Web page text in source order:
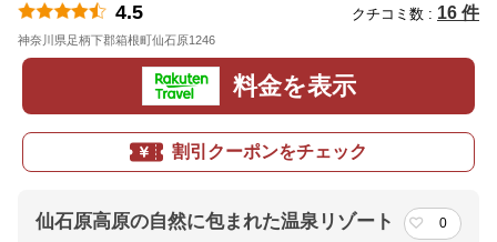
4.5 クチコミ数 : 16 件
神奈川県足柄下郡箱根町仙石原1246
料金を表示
割引クーポンをチェック
仙石原高原の自然に包まれた温泉リゾート 0